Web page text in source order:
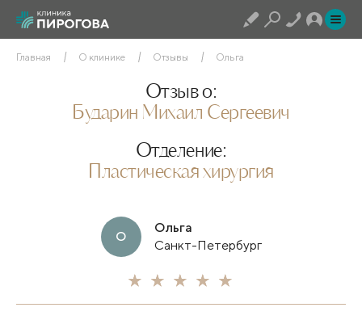
Главная О клинике Отзывы Ольга
Отзыв о:
Бударин Михаил Сергеевич
Отделение:
Пластическая хирургия
О
Ольга
Санкт-Петербург